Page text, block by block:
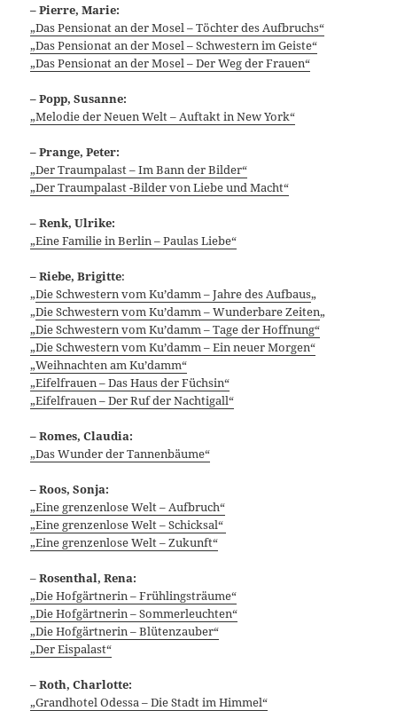
– Pierre, Marie:
„Das Pensionat an der Mosel – Töchter des Aufbruchs“
„Das Pensionat an der Mosel – Schwestern im Geiste“
„Das Pensionat an der Mosel – Der Weg der Frauen“
– Popp, Susanne:
„Melodie der Neuen Welt – Auftakt in New York“
– Prange, Peter:
„Der Traumpalast – Im Bann der Bilder“
„Der Traumpalast -Bilder von Liebe und Macht“
– Renk, Ulrike:
„Eine Familie in Berlin – Paulas Liebe“
–Riebe, Brigitte:
„Die Schwestern vom Ku’damm – Jahre des Aufbaus„
„Die Schwestern vom Ku’damm – Wunderbare Zeiten„
„Die Schwestern vom Ku’damm – Tage der Hoffnung“
„Die Schwestern vom Ku’damm – Ein neuer Morgen“
„Weihnachten am Ku’damm“
„Eifelfrauen – Das Haus der Füchsin“
„Eifelfrauen – Der Ruf der Nachtigall“
– Romes, Claudia:
„Das Wunder der Tannenbäume“
– Roos, Sonja:
„Eine grenzenlose Welt – Aufbruch“
„Eine grenzenlose Welt – Schicksal“
„Eine grenzenlose Welt – Zukunft“
–Rosenthal, Rena:
„Die Hofgärtnerin – Frühlingsträume“
„Die Hofgärtnerin – Sommerleuchten“
„Die Hofgärtnerin – Blütenzauber“
„Der Eispalast“
– Roth, Charlotte:
„Grandhotel Odessa – Die Stadt im Himmel“